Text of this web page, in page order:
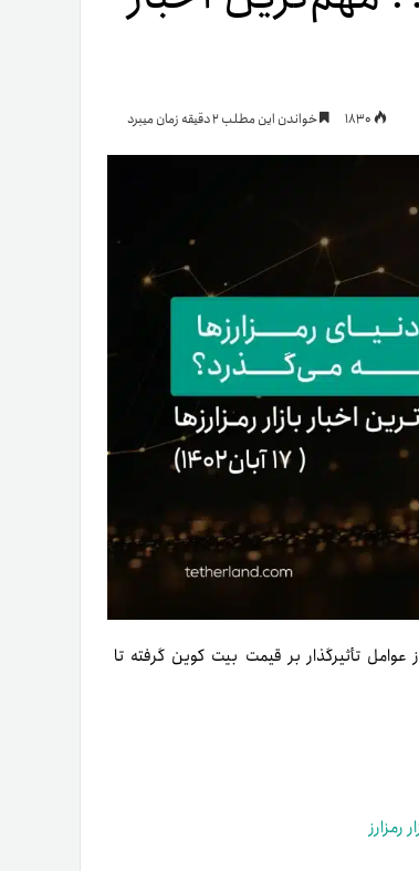
خواندن این مطلب 2 دقیقه زمان میبرد
عوامل تأثیرگذار بر قیمت بیت کوین گرفته تا